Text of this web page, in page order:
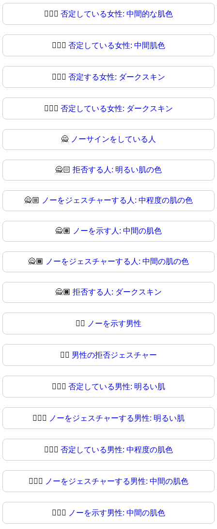
🙎🏾‍♀️ 否定している女性: 中間的な肌色
🙎🏾‍♀ 否定している女性: 中間肌色
🙎🏿‍♀️ 否定する女性: ダークスキン
🙎🏿‍♀ 否定している女性: ダークスキン
🙅 ノーサインをしている人
🙅🏻 拒否する人: 明るい肌の色
🙅🏼 ノーをジェスチャーする人: 中程度の肌の色
🙅🏽 ノーを示す人: 中間の肌色
🙅🏾 ノーをジェスチャーする人: 中間の肌の色
🙅🏿 拒否する人: ダークスキン
🙅‍♂️ ノーを示す男性
🙅‍♂ 男性の拒否ジェスチャー
🙅🏻‍♂️ 否定している男性: 明るい肌
🙅🏻‍♂ ノーをジェスチャーする男性: 明るい肌
🙅🏼‍♂️ 否定している男性: 中程度の肌色
🙅🏼‍♂ ノーをジェスチャーする男性: 中間の肌色
🙅🏽‍♂️ ノーを示す男性: 中間の肌色